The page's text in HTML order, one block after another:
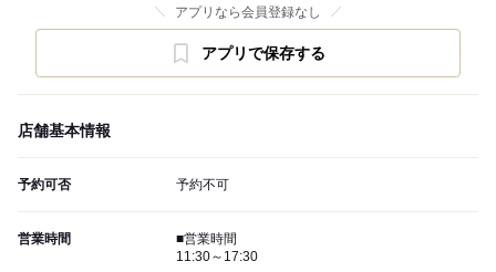
アプリなら会員登録なし
アプリで保存する
店舗基本情報
予約可否 予約不可
営業時間
■営業時間
11:30～17:30